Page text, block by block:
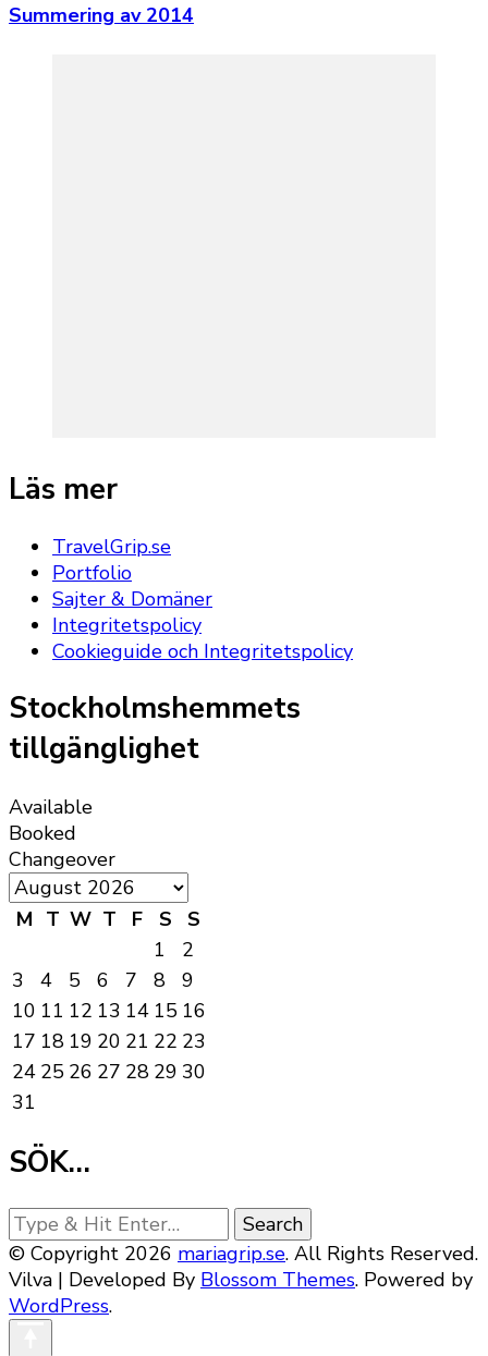
Summering av 2014
Läs mer
TravelGrip.se
Portfolio
Sajter & Domäner
Integritetspolicy
Cookieguide och Integritetspolicy
Stockholmshemmets
tillgänglighet
Available
Booked
Changeover
M T W T F S
S
1
2
3
4 5 6 7 8
9
10 11 12 13 14 15 16
17 18 19 20 21 22 23
24 25 26 27 28 29 30
31
SÖK…
Looking
for
Something?
© Copyright 2026 mariagrip.se. All Rights Reserved.
Vilva | Developed By Blossom Themes. Powered by
WordPress.